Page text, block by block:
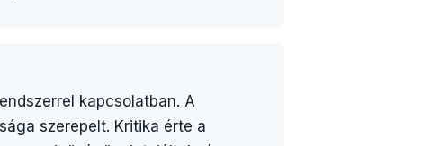
kapcsolatban. A
szerepelt. Kritika érte a